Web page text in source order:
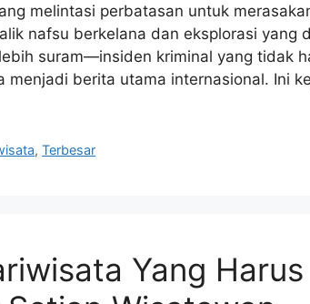
melintasi perbatasan untuk
nafsu berkelana dan eksplorasi yang
suram—insiden kriminal yang tidak
menjadi berita utama internasional. Ini
,Terbesar
Yang Harus